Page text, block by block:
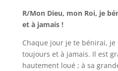
R/Mon Dieu, mon Roi, je
et à jamais !
Chaque jour je te bénirai,
toujours et à jamais. Il est
hautement loué ; à sa